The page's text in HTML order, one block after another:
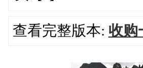
查看完整版本: 收购